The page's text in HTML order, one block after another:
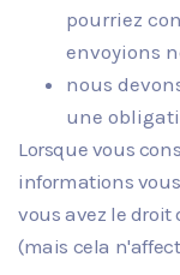
pourriez
envoyions
nous
une
Lorsque vous
informations
vous avez le
(mais cela